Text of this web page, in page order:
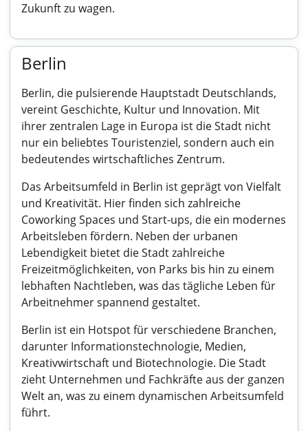
Zukunft zu wagen.
Berlin
Berlin, die pulsierende Hauptstadt Deutschlands,
vereint Geschichte, Kultur und Innovation. Mit
ihrer zentralen Lage in Europa ist die Stadt nicht
nur ein beliebtes Touristenziel, sondern auch ein
bedeutendes wirtschaftliches Zentrum.
Das Arbeitsumfeld in Berlin ist geprägt von Vielfalt
und Kreativität. Hier finden sich zahlreiche
Coworking Spaces und Start-ups, die ein modernes
Arbeitsleben fördern. Neben der urbanen
Lebendigkeit bietet die Stadt zahlreiche
Freizeitmöglichkeiten, von Parks bis hin zu einem
lebhaften Nachtleben, was das tägliche Leben für
Arbeitnehmer spannend gestaltet.
Berlin ist ein Hotspot für verschiedene Branchen,
darunter Informationstechnologie, Medien,
Kreativwirtschaft und Biotechnologie. Die Stadt
zieht Unternehmen und Fachkräfte aus der ganzen
Welt an, was zu einem dynamischen Arbeitsumfeld
führt.